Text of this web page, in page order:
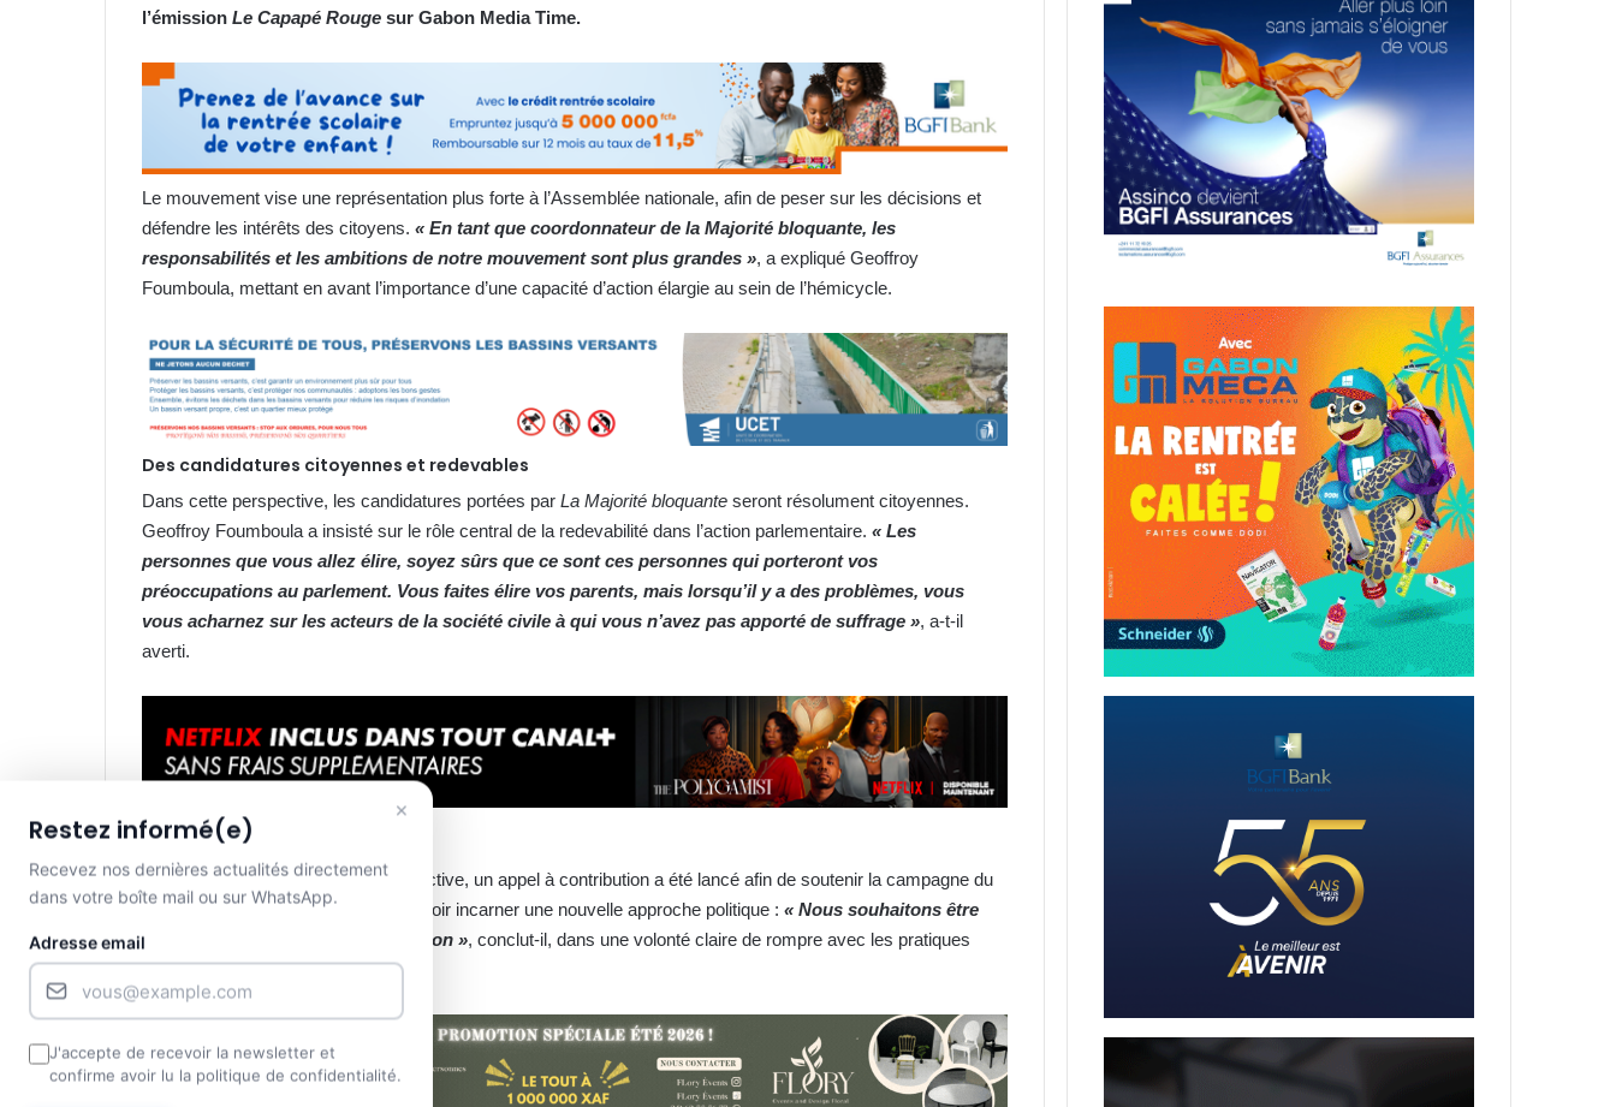
l’émission Le Capapé Rouge sur Gabon Media Time.
Le mouvement vise une représentation plus forte à l’Assemblée nationale, afin de peser sur les décisions et
défendre les intérêts des citoyens. « En tant que coordonnateur de la Majorité bloquante, les
responsabilités et les ambitions de notre mouvement sont plus grandes », a expliqué Geoffroy
Foumboula, mettant en avant l’importance d’une capacité d’action élargie au sein de l’hémicycle.
Des candidatures citoyennes et redevables
Dans cette perspective, les candidatures portées par La Majorité bloquante seront résolument citoyennes.
Geoffroy Foumboula a insisté sur le rôle central de la redevabilité dans l’action parlementaire. « Les
personnes que vous allez élire, soyez sûrs que ce sont ces personnes qui porteront vos
préoccupations au parlement. Vous faites élire vos parents, mais lorsqu’il y a des problèmes, vous
vous acharnez sur les acteurs de la société civile à qui vous n’avez pas apporté de suffrage », a-t-il
averti.
Pour concrétiser cette ambition collective, un appel à contribution a été lancé afin de soutenir la campagne du
mouvement. Le candidat affirme vouloir incarner une nouvelle approche politique : « Nous souhaitons être
des citoyens portés par la population », conclut-il, dans une volonté claire de rompre avec les pratiques
électorales classiques.
Transport aérien : jusqu’à 52 480
FCFA de redevance R4 pour un
aller-retour Port-Gentil–Franceville
×
Restez informé(e)
Recevez nos dernières actualités directement
dans votre boîte mail ou sur WhatsApp.
Adresse email
J'accepte de recevoir la newsletter et
confirme avoir lu la politique de confidentialité.